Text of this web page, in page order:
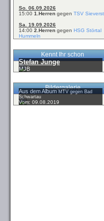
So. 06.09.2026
15:00 1.Herren gegen TSV
Sa. 19.09.2026
14:00 2.Herren gegen HSG Störtal
Hummeln
Kennt Ihr schon
Stefan Junge
MJB
Bildergalerie
Aus dem AlbumMTV gegen Bad
Schwartau
Vom: 09.08.2019